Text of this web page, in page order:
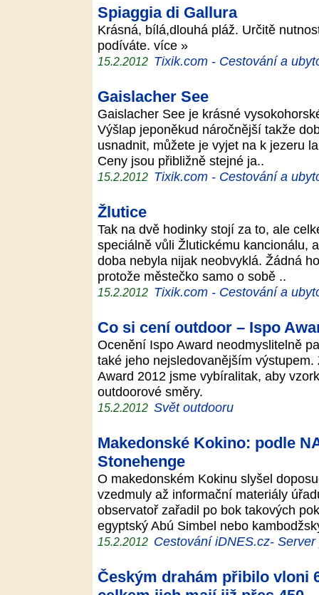
Spiaggia di Gallura
Krásná, bílá,dlouhá pláž. Určitě
podíváte. více »
15.2.2012 Tixik.com - Cestování a
Gaislacher See
Gaislacher See je krásné
Výšlap jeponěkud náročnější takže
usnadnit, můžete je vyjet na k jezeru
Ceny jsou přibližně stejné ja..
15.2.2012 Tixik.com - Cestování a
Žlutice
Tak na dvě hodinky stojí za to, ale
speciálně vůli Žlutickému kancionálu,
doba nebyla nijak neobvyklá. Žádná
protože městečko samo o sobě ..
15.2.2012 Tixik.com - Cestování a
Co si cení outdoor – Ispo
Ocenění Ispo Award neodmyslitelně
také jeho nejsledovanějším
Award 2012 jsme vybíralitak, aby
outdoorové směry.
15.2.2012 Svět outdooru
Makedonské Kokino: podle
Stonehenge
O makedonském Kokinu slyšel
vzedmuly až informační materiály
observatoř zařadil po bok takových
egyptský Abú Simbel nebo
15.2.2012 Cestování iDNES.cz-
Českým drahám přibilo vloni